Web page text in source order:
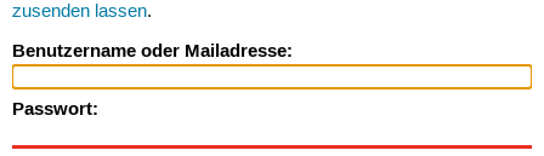
zusenden lassen.
Benutzername oder Mailadresse:
Passwort: